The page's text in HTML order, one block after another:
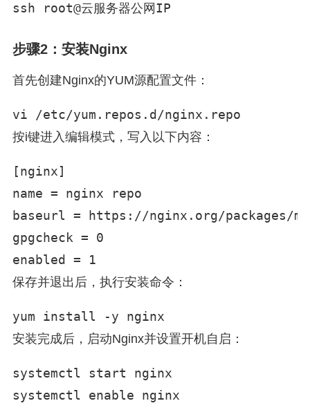
ssh root@云服务器公网IP
步骤2：安装Nginx
首先创建Nginx的YUM源配置文件：
vi /etc/yum.repos.d/nginx.repo
按i键进入编辑模式，写入以下内容：
[nginx]
name = nginx repo
baseurl = https://nginx.org/packages/
gpgcheck = 0
enabled = 1
保存并退出后，执行安装命令：
yum install -y nginx
安装完成后，启动Nginx并设置开机自启：
systemctl start nginx
systemctl enable nginx